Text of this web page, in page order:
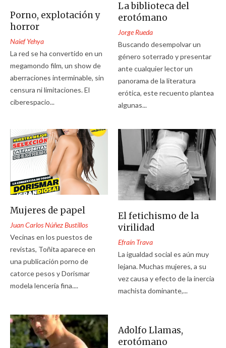
Porno, explotación y
horror
Naief Yehya
La red se ha convertido en un
megamondo film, un show de
aberraciones interminable, sin
censura ni limitaciones. El
ciberespacio...
La biblioteca del
erotómano
Jorge Rueda
Buscando desempolvar un
género soterrado y presentar
ante cualquier lector un
panorama de la literatura
erótica, este recuento plantea
algunas...
Mujeres de papel
Juan Carlos Núñez Bustillos
Vecinas en los puestos de
revistas, Toñita aparece en
una publicación porno de
catorce pesos y Dorismar
modela lencería fina....
El fetichismo de la
virilidad
Efraín Trava
La igualdad social es aún muy
lejana. Muchas mujeres, a su
vez causa y efecto de la inercia
machista dominante,...
Adolfo Llamas,
erotómano